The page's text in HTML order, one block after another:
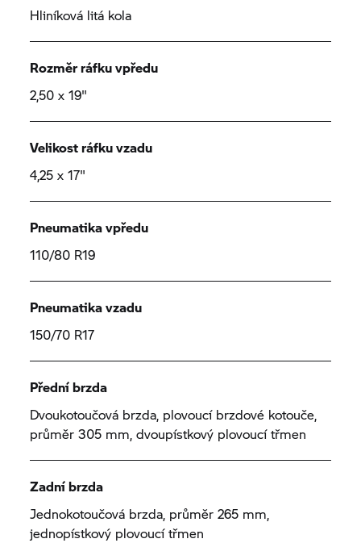
Hliníková litá kola
Rozměr ráfku vpředu
2,50 x 19"
Velikost ráfku vzadu
4,25 x 17"
Pneumatika vpředu
110/80 R19
Pneumatika vzadu
150/70 R17
Přední brzda
Dvoukotoučová brzda, plovoucí brzdové kotouče,
průměr 305 mm, dvoupístkový plovoucí třmen
Zadní brzda
Jednokotoučová brzda, průměr 265 mm,
jednopístkový plovoucí třmen